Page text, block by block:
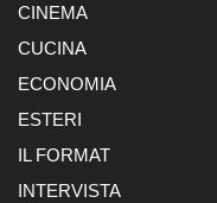
CINEMA
CUCINA
ECONOMIA
ESTERI
IL FORMAT
INTERVISTA